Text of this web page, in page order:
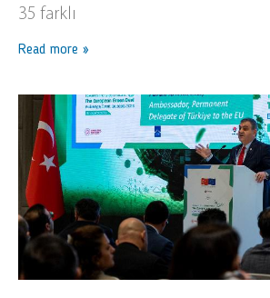
35 farklı
Read more »